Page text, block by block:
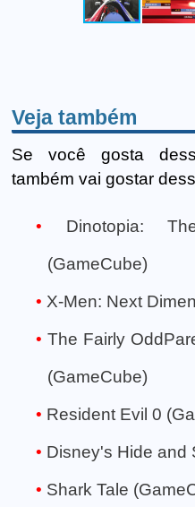
Veja também
Se você gosta
também vai gostar
Dinotopia:
(GameCube)
X-Men: Next
The Fairly
(GameCube)
Resident Evil 0
Disney's Hide and
Shark Tale